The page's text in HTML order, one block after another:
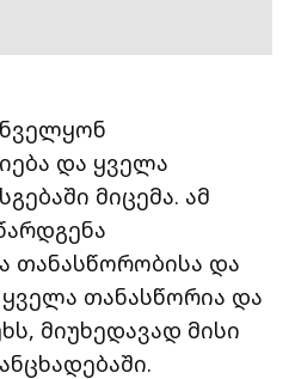
და ყველა
მიცემა. ამ
თანასწორობისა და
თანასწორია და
მიუხედავად მისი